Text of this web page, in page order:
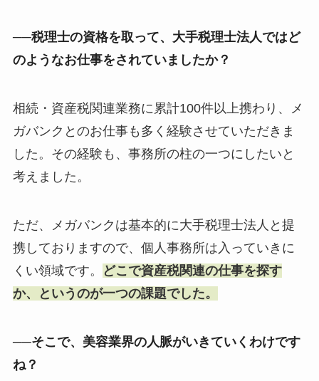
──税理士の資格を取って、大手税理士法人ではど
のようなお仕事をされていましたか？
相続・資産税関連業務に累計100件以上携わり、メ
ガバンクとのお仕事も多く経験させていただきま
した。その経験も、事務所の柱の一つにしたいと
考えました。
ただ、メガバンクは基本的に大手税理士法人と提
携しておりますので、個人事務所は入っていきに
くい領域です。
どこで資産税関連の仕事を探す
か、というのが一つの課題でした。
──そこで、美容業界の人脈がいきていくわけです
ね？